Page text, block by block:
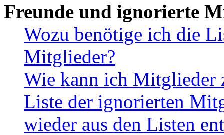
Freunde und ignorierte
Wozu benötige ich die
Mitglieder?
Wie kann ich Mitglieder
Liste der ignorierten
wieder aus den Listen